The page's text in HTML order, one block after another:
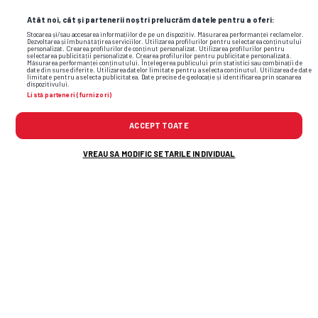
Foto 6 /35
Atât noi, cât și partenerii noștri prelucrăm datele pentru a oferi:
Stocarea și/sau accesarea informațiilor de pe un dispozitiv. Măsurarea performanței reclamelor.
Dezvoltarea și îmbunătățirea serviciilor. Utilizarea profilurilor pentru selectarea conținutului
personalizat. Crearea profilurilor de conținut personalizat. Utilizarea profilurilor pentru
selectarea publicității personalizate. Crearea profilurilor pentru publicitate personalizată.
Măsurarea performanței conținutului. Înțelegerea publicului prin statistici sau combinații de
date din surse diferite. Utilizarea datelor limitate pentru a selecta conținutul. Utilizarea de date
limitate pentru a selecta publicitatea. Date precise de geolocație și identificarea prin scanarea
dispozitivului.
Listă parteneri (furnizori)
ACCEPT TOATE
VREAU SA MODIFIC SETARILE INDIVIDUAL